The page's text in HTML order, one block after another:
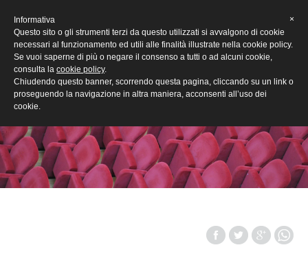
[Eng] ×
Informativa
Questo sito o gli strumenti terzi da questo utilizzati si avvalgono di cookie
necessari al funzionamento ed utili alle finalità illustrate nella cookie policy.
Se vuoi saperne di più o negare il consenso a tutti o ad alcuni cookie,
consulta la cookie policy.
Chiudendo questo banner, scorrendo questa pagina, cliccando su un link o
proseguendo la navigazione in altra maniera, acconsenti all’uso dei
cookie.